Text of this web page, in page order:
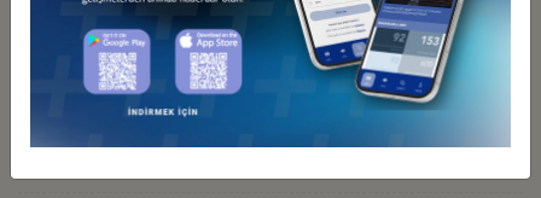
TURKEY-KUWAIT COLLABORATION & MUTUAL INVESTMENTS
IN BANKING & FINANCE SECTOR
27 Eylül 2021 Pazartesi Türkiye - Kuveyt İş Konseyi